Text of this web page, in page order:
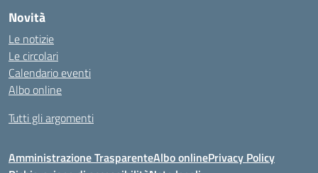
Novità
Le notizie
Le circolari
Calendario eventi
Albo online
Tutti gli argomenti
Amministrazione TrasparenteAlbo onlinePrivacy Policy